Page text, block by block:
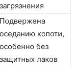
загрязнения
Подвержена
оседанию копоти,
особенно без
защитных лаков